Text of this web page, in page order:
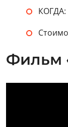
КОГДА:
Фильм